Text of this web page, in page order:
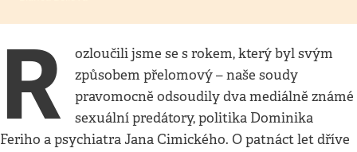
R
ozloučili jsme se s rokem, který byl svým
způsobem přelomový – naše soudy
pravomocně odsoudily dva mediálně známé
sexuální predátory, politika Dominika
Feriho a psychiatra Jana Cimického. O patnáct let dříve